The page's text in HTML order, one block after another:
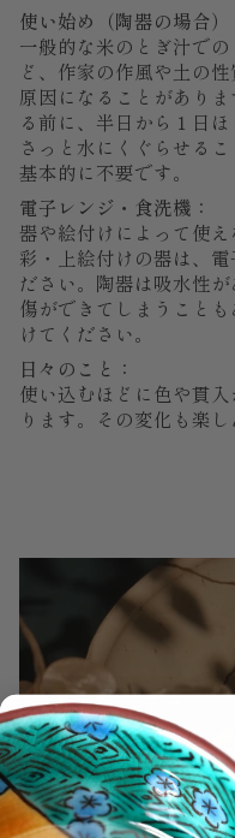
使い始め（陶器の場合）
一般的な米のとぎ汁で
ど、作家の作風や土の
原因になることがあり
る前に、半日から１日
さっと水にくぐらせる
基本的に不要です。
電子レンジ・食洗機：
器や絵付けによって使
彩・上絵付けの器は、
ださい。陶器は吸水性
傷ができてしまうこと
けてください。
日々のこと：
使い込むほどに色や貫
ります。その変化も楽